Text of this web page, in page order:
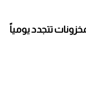
تتجدد يومياً